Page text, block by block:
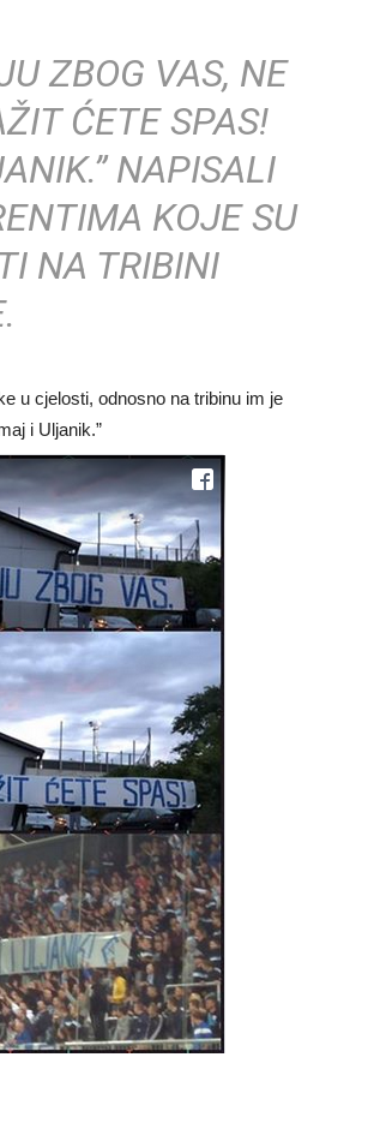
ZBOG VAS, NE
ĆETE SPAS!
NAPISALI
KOJE SU
NA TRIBINI
u cjelosti, odnosno na tribinu im je
i Uljanik.”